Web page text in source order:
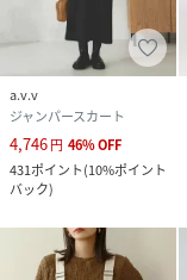
a.v.v
ジャンパースカート
4,746円 46%OFF
431ポイント(10%ポイント
バック)